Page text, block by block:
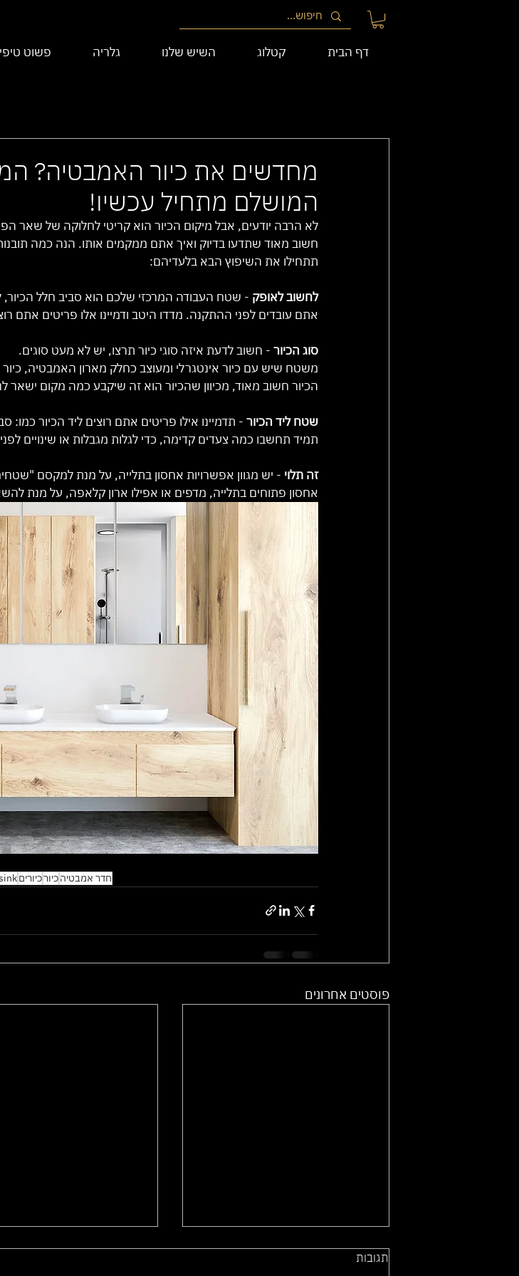
דף הבית קטלוג השיש שלנו גלריה פשוט
מחדשים את כיור האמבטיה?
המושלם מתחיל עכשיו!
לא הרבה יודעים, אבל מיקום הכיור הוא קריטי לחלוקה של שאר
חשוב מאוד שתדעו בדיוק ואיך אתם ממקמים אותו. הנה כמה
תתחילו את השיפוץ הבא בלעדיהם:
לחשוב לאופק - שטח העבודה המרכזי שלכם הוא סביב חלל הכיור,
אתם עובדים לפני ההתקנה. מדדו היטב ודמיינו אלו פריטים אתם
סוג הכיור - חשוב לדעת איזה סוגי כיור תרצו, יש לא מעט סוגים.
משטח שיש עם כיור אינטגרלי ומעוצב כחלק מארון האמבטיה, כיור
הכיור חשוב מאוד, מכיוון שהכיור הוא זה שיקבע כמה מקום
שטח ליד הכיור - תדמיינו אילו פריטים אתם רוצים ליד הכיור כמו:
תמיד תחשבו כמה צעדים קדימה, כדי לגלות מגבלות או שינויים
זה תלוי - יש מגוון אפשרויות אחסון בתלייה, על מנת למקסם
אחסון פתוחים בתלייה, מדפים או אפילו ארון קלאפה, על מנת
חדר אמבטיהכיורכיורים
פוסטים אחרונים
תגובות